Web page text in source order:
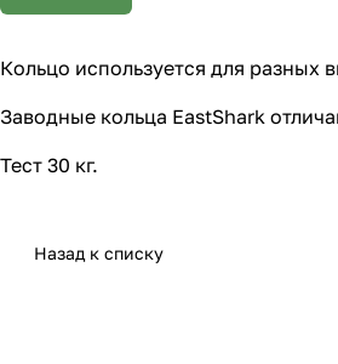
Кольцо используется для разных
Заводные кольца EastShark
Тест 30 кг.
Назад к списку